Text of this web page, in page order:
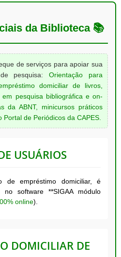
da Biblioteca 📚
de serviços para apoiar sua
pesquisa:Orientação para
domiciliar de livros,
em pesquisa bibliográfica e on-
da ABNT, minicursos práticos
de Periódicos da CAPES.
USUÁRIOS
de empréstimo domiciliar, é
software **SIGAA módulo
online).
DOMICILIAR DE